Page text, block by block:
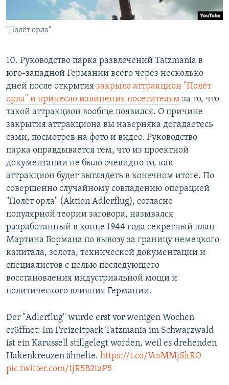
"Полёт орла"
10. Руководство парка развлечений Tatzmania в
юго-западной Германии всего через несколько
дней после открытия закрыло аттракцион "Полёт
орла" и принесло извинения посетителям за то, что
такой аттракцион вообще появился. О причине
закрытия аттракциона вы наверняка догадаетесь
сами, посмотрев на фото и видео. Руководство
парка оправдывается тем, что из проектной
документации не было очевидно то, как
аттракцион будет выглядеть в конечном итоге. По
совершенно случайному совпадению операцией
"Полёт орла" (Aktion Adlerflug), согласно
популярной теории заговора, назывался
разработанный в конце 1944 года секретный план
Мартина Бормана по вывозу за границу немецкого
капитала, золота, технической документации и
специалистов с целью последующего
восстановления индустриальной мощи и
политического влияния Германии.
Der "Adlerflug" wurde erst vor wenigen Wochen
eröffnet: Im Freizeitpark Tatzmania im Schwarzwald
ist ein Karussell stillgelegt worden, weil es drehenden
Hakenkreuzen ähnelte. https://t.co/VcsMMjSkRO
pic.twitter.com/tjR5B2taP5